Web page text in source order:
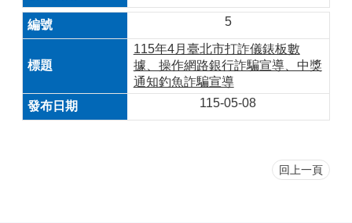
5
115年4月臺北市打詐儀錶板數
據、操作網路銀行詐騙宣導、中獎
通知釣魚詐騙宣導
115-05-08
回上一頁